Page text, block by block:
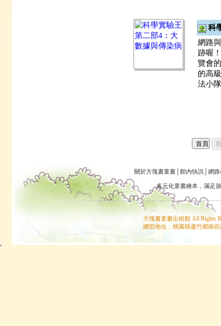
科
網路
跡喔
覽會
的高
法小
關於方塊書童書 館內快訊 網
多元化童書繪本 ，滿足
方塊書童書出租館 All Rights
總部地址：桃園縣蘆竹鄉南